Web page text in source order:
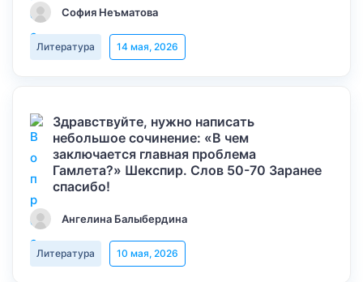
София Неъматова
Литература 14 мая, 2026
Здравствуйте, нужно написать
небольшое сочинение: «В чем
заключается главная проблема
Гамлета?» Шекспир. Слов 50-70 Заранее
спасибо!
Ангелина Балыбердина
Литература 10 мая, 2026